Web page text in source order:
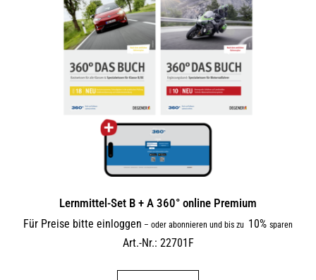
Lernmittel-Set B + A 360° online Premium
Für Preise bitte einloggen – oder abonnieren und bis zu 10% sparen
Art.-Nr.: 22701F